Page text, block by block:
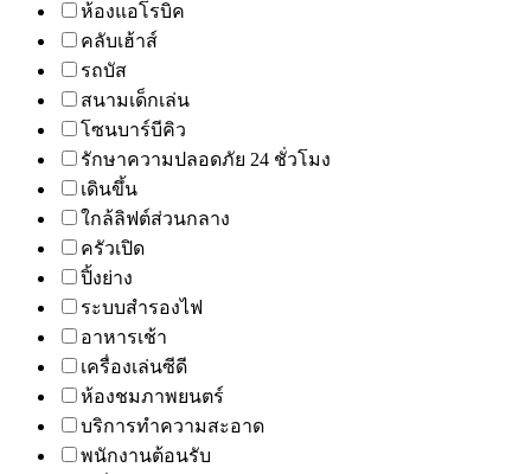
ห้องแอโรบิค
คลับเฮ้าส์
รถบัส
สนามเด็กเล่น
โซนบาร์บีคิว
รักษาความปลอดภัย 24 ชั่วโมง
เดินขึ้น
ใกล้ลิฟต์ส่วนกลาง
ครัวเปิด
ปิ้งย่าง
ระบบสำรองไฟ
อาหารเช้า
เครื่องเล่นซีดี
ห้องชมภาพยนตร์
บริการทำความสะอาด
พนักงานต้อนรับ